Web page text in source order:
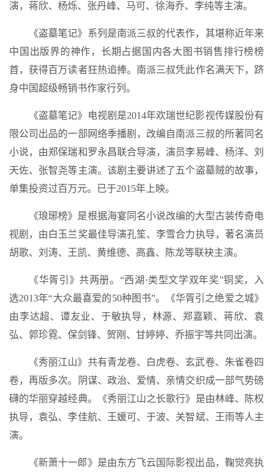
演，蒋欣、杨烁、张丹峰、马可、徐海乔、李纯等主演。
《盗墓笔记》系列是南派三叔的代表作，其堪称近年来
中国出版界的神作，长期占据国内各大图书销售排行榜榜
首，获得百万读者狂热追捧。南派三叔凭此作名满天下，跻
身中国超级畅销书作家行列。
《盗墓笔记》电视剧是2014年欢瑞世纪影视传媒股份有
限公司出品的一部网络季播剧，改编自南派三叔的所著同名
小说，由郑保瑞和罗永昌联合导演，演员李易峰、杨洋、刘
天佐、张智尧等主演。该剧主要讲述了五个盗墓贼的故事，
单集投资过百万元。已于2015年上映。
《琅琊榜》是根据海宴同名小说改编的大型古装传奇电
视剧，由白玉兰奖最佳导演孔笙、李雪合力执导，著名演员
胡歌、刘涛、王凯、黄维德、高鑫、陈龙等联袂主演。
《华胥引》共两册。“西湖·类型文学双年奖”铜奖，入
选2013年“大众最喜爱的50种图书”。《华胥引之绝爱之城》
由李达超、谭友业、于敏执导，林源、郑嘉颖、蒋欣、袁
弘、郭珍霓、保剑锋、贺刚、甘婷婷、乔振宇等共同出演。
《秀丽江山》共有青龙卷、白虎卷、玄武卷、朱雀卷四
卷，再版多次。阴谋、政治、爱情、亲情交织成一部气势磅
礴的华丽穿越经典。《秀丽江山之长歌行》是由林峰、陈权
执导，袁弘、李佳航、王媛可、于波、关智斌、王雨等人主
演。
《新萧十一郎》是由东方飞云国际影视出品，鞠觉亮执